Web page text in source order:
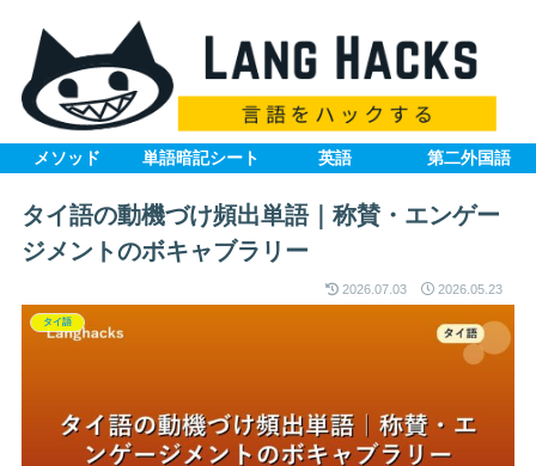
メソッド 単語暗記シート 英語 第二外国語
タイ語の動機づけ頻出単語｜称賛・エンゲー
ジメントのボキャブラリー
2026.07.03 2026.05.23
タイ語